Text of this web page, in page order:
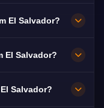
El Salvador?
para o
El Salvador?
Salvador?